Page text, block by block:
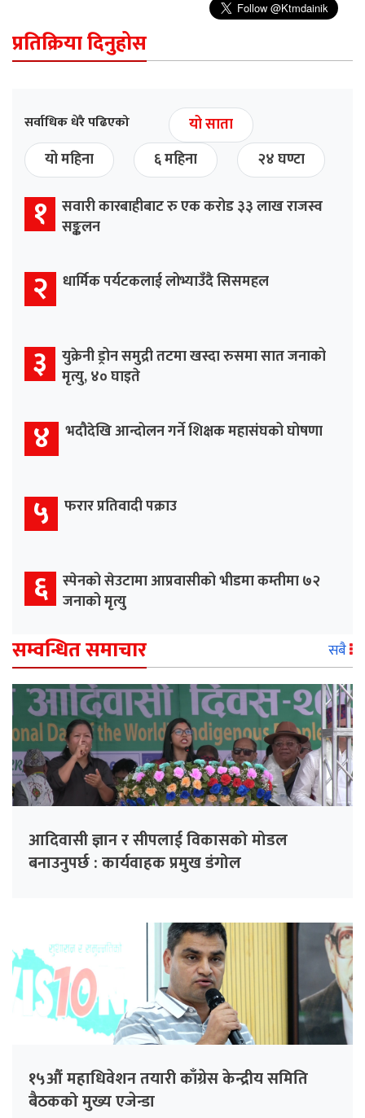
प्रतिक्रिया दिनुहोस
सर्वाधिक धेरै पढिएको
यो साता
यो महिना
६ महिना २४ घण्टा
१ सवारी कारबाहीबाट रु एक करोड ३३ लाख राजस्व
सङ्कलन
२ धार्मिक पर्यटकलाई लोभ्याउँदै सिसमहल
३ युक्रेनी ड्रोन समुद्री तटमा खस्दा रुसमा सात जनाको
मृत्यु, ४० घाइते
४ भदौदेखि आन्दोलन गर्ने शिक्षक महासंघको घोषणा
५ फरार प्रतिवादी पक्राउ
६ स्पेनको सेउटामा आप्रवासीको भीडमा कम्तीमा ७२
जनाको मृत्यु
सम्वन्धित समाचार सबै
आदिवासी ज्ञान र सीपलाई विकासको मोडल
बनाउनुपर्छ : कार्यवाहक प्रमुख डंगोल
१५औं महाधिवेशन तयारी काँग्रेस केन्द्रीय समिति
बैठकको मुख्य एजेन्डा